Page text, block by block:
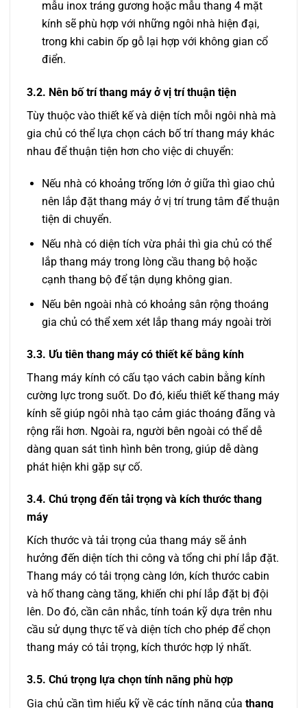
mẫu inox tráng gương hoặc mẫu thang 4 mặt
kính sẽ phù hợp với những ngôi nhà hiện đại,
trong khi cabin ốp gỗ lại hợp với không gian cổ
điển.
3.2. Nên bố trí thang máy ở vị trí thuận tiện
Tùy thuộc vào thiết kế và diện tích mỗi ngôi nhà mà
gia chủ có thể lựa chọn cách bố trí thang máy khác
nhau để thuận tiện hơn cho việc di chuyển:
Nếu nhà có khoảng trống lớn ở giữa thì giao chủ
nên lắp đặt thang máy ở vị trí trung tâm để thuận
tiện di chuyển.
Nếu nhà có diện tích vừa phải thì gia chủ có thể
lắp thang máy trong lòng cầu thang bộ hoặc
cạnh thang bộ để tận dụng không gian.
Nếu bên ngoài nhà có khoảng sân rộng thoáng
gia chủ có thể xem xét lắp thang máy ngoài trời
3.3. Ưu tiên thang máy có thiết kế bằng kính
Thang máy kính có cấu tạo vách cabin bằng kính
cường lực trong suốt. Do đó, kiểu thiết kế thang máy
kính sẽ giúp ngôi nhà tạo cảm giác thoáng đãng và
rộng rãi hơn. Ngoài ra, người bên ngoài có thể dễ
dàng quan sát tình hình bên trong, giúp dễ dàng
phát hiện khi gặp sự cố.
3.4. Chú trọng đến tải trọng và kích thước thang
máy
Kích thước và tải trọng của thang máy sẽ ảnh
hưởng đến diện tích thi công và tổng chi phí lắp đặt.
Thang máy có tải trọng càng lớn, kích thước cabin
và hố thang càng tăng, khiến chi phí lắp đặt bị đội
lên. Do đó, cần cân nhắc, tính toán kỹ dựa trên nhu
cầu sử dụng thực tế và diện tích cho phép để chọn
thang máy có tải trọng, kích thước hợp lý nhất.
3.5. Chú trọng lựa chọn tính năng phù hợp
Gia chủ cần tìm hiểu kỹ về các tính năng của thang